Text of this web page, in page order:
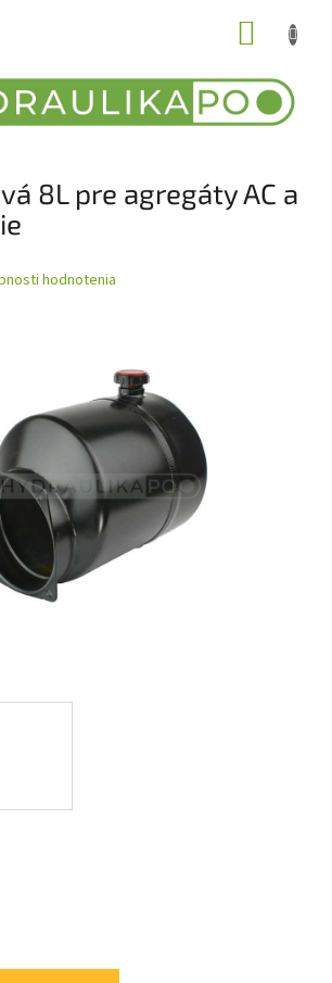
8L pre agregáty AC a
hodnotenia